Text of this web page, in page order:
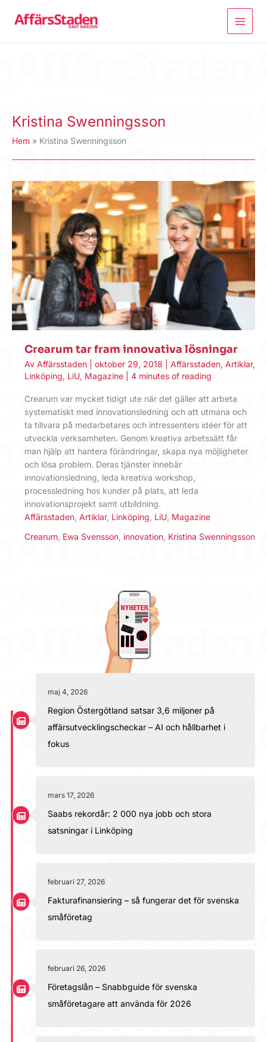
Kristina Swenningsson
Hem Kristina Swenningsson
Crearum tar fram innovativa lösningar
Av Affärsstaden oktober 29, 2018 Affärsstaden, Artiklar,
Linköping, LiU, Magazine 4 minutes of reading
Crearum var mycket tidigt ute när det gäller att arbeta
systematiskt med innovationsledning och att utmana och
ta tillvara på medarbetares och intressenters idéer för att
utveckla verksamheten. Genom kreativa arbetssätt får
man hjälp att hantera förändringar, skapa nya möjligheter
och lösa problem. Deras tjänster innebär
innovationsledning, leda kreativa workshop,
processledning hos kunder på plats, att leda
innovationsprojekt samt utbildning.
Affärsstaden Artiklar, Linköping LiU Magazine
Crearum Ewa Svensson innovation Kristina Swenningsson
maj 4, 2026
Region Östergötland satsar 3,6 miljoner på
affärsutvecklingscheckar – AI och hållbarhet i
fokus
mars 17, 2026
Saabs rekordår: 2 000 nya jobb och stora
satsningar i Linköping
februari 27, 2026
Fakturafinansiering – så fungerar det för svenska
småföretag
februari 26, 2026
Företagslån – Snabbguide för svenska
småföretagare att använda för 2026